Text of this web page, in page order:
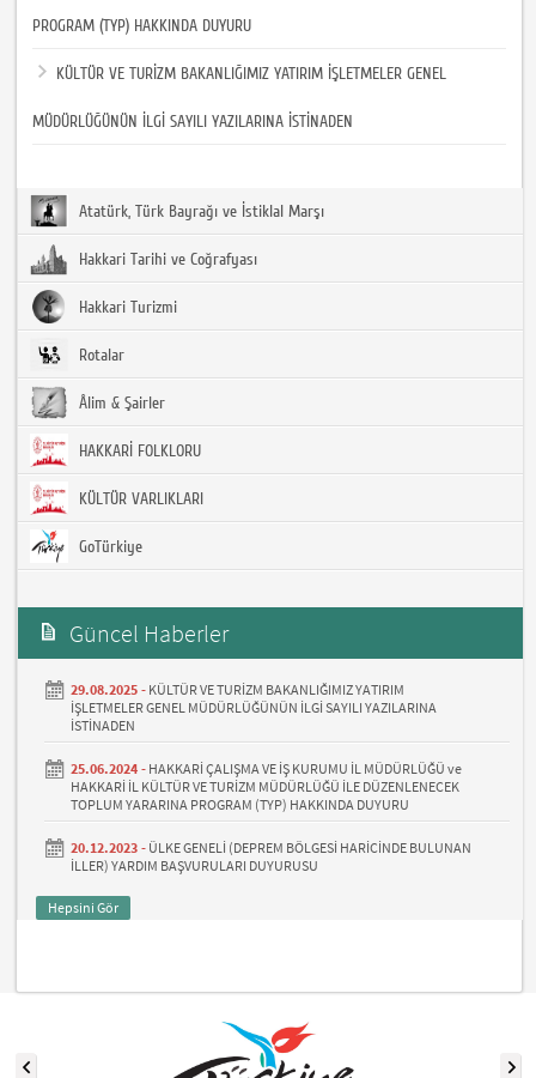
PROGRAM (TYP) HAKKINDA DUYURU
KÜLTÜR VE TURİZM BAKANLIĞIMIZ YATIRIM İŞLETMELER GENEL
MÜDÜRLÜĞÜNÜN İLGİ SAYILI YAZILARINA İSTİNADEN
Atatürk, Türk Bayrağı ve İstiklal Marşı
Hakkari Tarihi ve Coğrafyası
Hakkari Turizmi
Rotalar
Âlim & Şairler
HAKKARİ FOLKLORU
KÜLTÜR VARLIKLARI
GoTürkiye
Güncel Haberler
29.08.2025 - KÜLTÜR VE TURİZM BAKANLIĞIMIZ YATIRIM
İŞLETMELER GENEL MÜDÜRLÜĞÜNÜN İLGİ SAYILI YAZILARINA
İSTİNADEN
25.06.2024 - HAKKARİ ÇALIŞMA VE İŞ KURUMU İL MÜDÜRLÜĞÜ ve
HAKKARİ İL KÜLTÜR VE TURİZM MÜDÜRLÜĞÜ İLE DÜZENLENECEK
TOPLUM YARARINA PROGRAM (TYP) HAKKINDA DUYURU
20.12.2023 - ÜLKE GENELİ (DEPREM BÖLGESİ HARİCİNDE BULUNAN
İLLER) YARDIM BAŞVURULARI DUYURUSU
Hepsini Gör